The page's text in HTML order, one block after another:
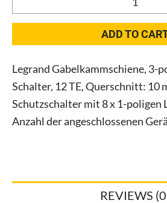
004980
3-
12TE
10qmm
quantity
ADD TO
Legrand Gabelkammschiene, 3-
Schalter, 12 TE, Querschnitt: 10
Schutzschalter mit 8 x 1-poligen
Anzahl der angeschlossenen
REVIEWS